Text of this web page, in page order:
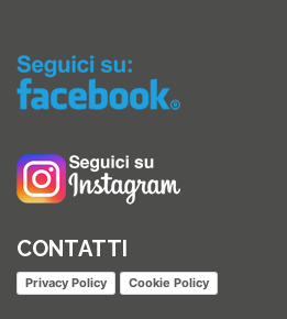
CONTATTI
Privacy Policy Cookie Policy